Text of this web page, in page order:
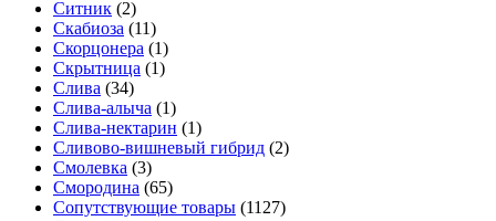
Ситник (2)
Скабиоза (11)
Скорцонера (1)
Скрытница (1)
Слива (34)
Слива-алыча (1)
Слива-нектарин (1)
Сливово-вишневый гибрид (2)
Смолевка (3)
Смородина (65)
Сопутствующие товары (1127)